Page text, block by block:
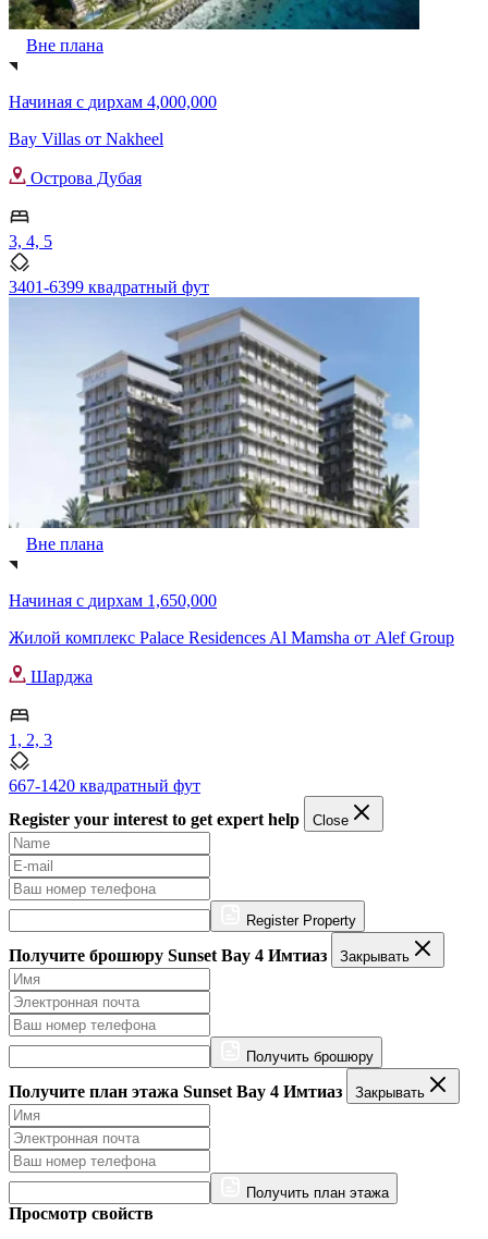
Вне плана
Начиная с дирхам 4,000,000
Bay Villas от Nakheel
Острова Дубая
3, 4, 5
3401-6399 квадратный фут
Вне плана
Начиная с дирхам 1,650,000
Жилой комплекс Palace Residences Al Mamsha от Alef Group
Шарджа
1, 2, 3
667-1420 квадратный фут
Register your interest to get expert help
Close
Register Property
Получите брошюру Sunset Bay 4 Имтиаз Закрывать
Получить брошюру
Получите план этажа Sunset Bay 4 Имтиаз Закрывать
Получить план этажа
Просмотр свойств